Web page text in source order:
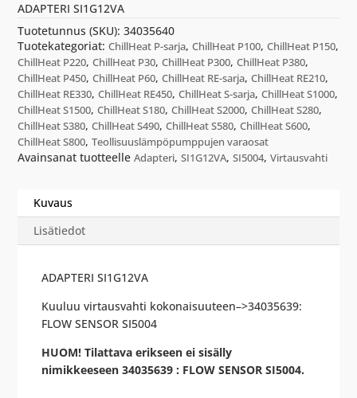
ADAPTERI SI1G12VA
Tuotetunnus (SKU):34035640
Tuotekategoriat:ChillHeat P-sarja,ChillHeat P100,ChillHeat P150,
ChillHeat P220,ChillHeat P30,ChillHeat P300,ChillHeat P380,
ChillHeat P450,ChillHeat P60,ChillHeat RE-sarja,ChillHeat RE210,
ChillHeat RE330,ChillHeat RE450,ChillHeat S-sarja,ChillHeat S1000,
ChillHeat S1500,ChillHeat S180,ChillHeat S2000,ChillHeat S280,
ChillHeat S380,ChillHeat S490,ChillHeat S580,ChillHeat S600,
ChillHeat S800,Teollisuuslämpöpumppujen varaosat
Avainsanat tuotteelleAdapteri,SI1G12VA,SI5004,Virtausvahti
Kuvaus
Lisätiedot
ADAPTERI SI1G12VA
Kuuluu virtausvahti kokonaisuuteen–>34035639:
FLOW SENSOR SI5004
HUOM! Tilattava erikseen ei sisälly
nimikkeeseen 34035639 : FLOW SENSOR SI5004.